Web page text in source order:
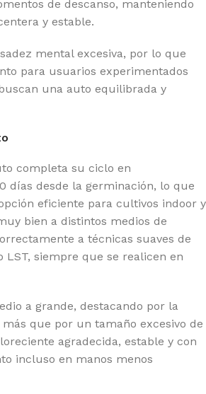
de descanso, manteniendo
y estable.
mental excesiva, por lo que
para usuarios experimentados
una auto equilibrada y
completa su ciclo en
días desde la germinación, lo que
eficiente para cultivos indoor y
bien a distintos medios de
a técnicas suaves de
siempre que se realicen en
a grande, destacando por la
que por un tamaño excesivo de
agradecida, estable y con
incluso en manos menos